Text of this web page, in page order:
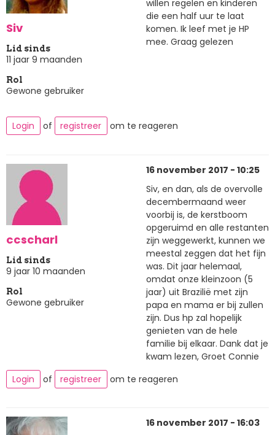
Siv
Lid sinds
11 jaar 9 maanden
Rol
Gewone gebruiker
willen regelen en kinderen
die een half uur te laat
komen. Ik leef met je HP
mee. Graag gelezen
Login of registreer om te reageren
ccscharl
Lid sinds
9 jaar 10 maanden
Rol
Gewone gebruiker
16 november 2017 - 10:25
Siv, en dan, als de overvolle
decembermaand weer
voorbij is, de kerstboom
opgeruimd en alle restanten
zijn weggewerkt, kunnen we
meestal zeggen dat het fijn
was. Dit jaar helemaal,
omdat onze kleinzoon (5
jaar) uit Brazilië met zijn
papa en mama er bij zullen
zijn. Dus hp zal hopelijk
genieten van de hele
familie bij elkaar. Dank dat je
kwam lezen, Groet Connie
Login
of registreer om te reageren
16 november 2017 - 16:03